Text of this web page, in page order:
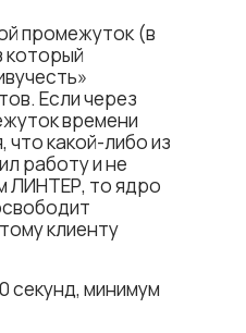
промежуток (в
который
Если через
времени
какой-либо из
работу и не
ЛИНТЕР, то ядро
клиенту
секунд, минимум